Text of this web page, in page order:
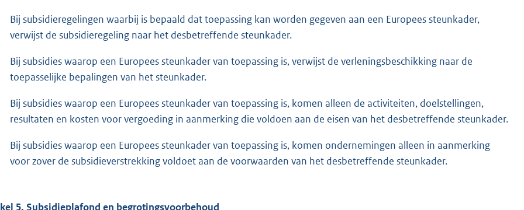
Bij subsidieregelingen waarbij is bepaald dat toepassing kan worden gegeven aan een Europees steunkader,
verwijst de subsidieregeling naar het desbetreffende steunkader.
Bij subsidies waarop een Europees steunkader van toepassing is, verwijst de verleningsbeschikking naar de
toepasselijke bepalingen van het steunkader.
Bij subsidies waarop een Europees steunkader van toepassing is, komen alleen de activiteiten, doelstellingen,
resultaten en kosten voor vergoeding in aanmerking die voldoen aan de eisen van het desbetreffende steunkader.
Bij subsidies waarop een Europees steunkader van toepassing is, komen ondernemingen alleen in aanmerking
voor zover de subsidieverstrekking voldoet aan de voorwaarden van het desbetreffende steunkader.
5. Subsidieplafond en begrotingsvoorbehoud